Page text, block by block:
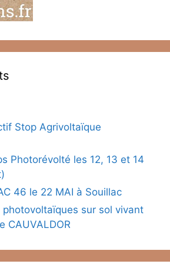
Stop Agrivoltaïque
Photorévolté les 12, 13 et 14
46 le 22 MAI à Souillac
sur sol vivant
CAUVALDOR